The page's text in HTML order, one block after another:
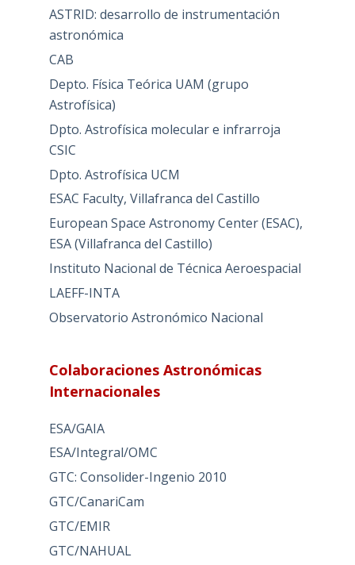
ASTRID: desarrollo de instrumentación
astronómica
CAB
Depto. Física Teórica UAM (grupo
Astrofísica)
Dpto. Astrofísica molecular e infrarroja
CSIC
Dpto. Astrofísica UCM
ESAC Faculty, Villafranca del Castillo
European Space Astronomy Center (ESAC),
ESA (Villafranca del Castillo)
Instituto Nacional de Técnica Aeroespacial
LAEFF-INTA
Observatorio Astronómico Nacional
Colaboraciones Astronómicas
Internacionales
ESA/GAIA
ESA/Integral/OMC
GTC: Consolider-Ingenio 2010
GTC/CanariCam
GTC/EMIR
GTC/NAHUAL